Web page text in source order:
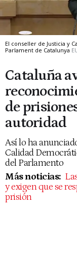
El conseller de Justicia y
Parlament de Catalunya
Cataluña
de
autoridad
Así lo ha
Calidad
del Parlamento
Más noticias:
y exigen que se
prisión